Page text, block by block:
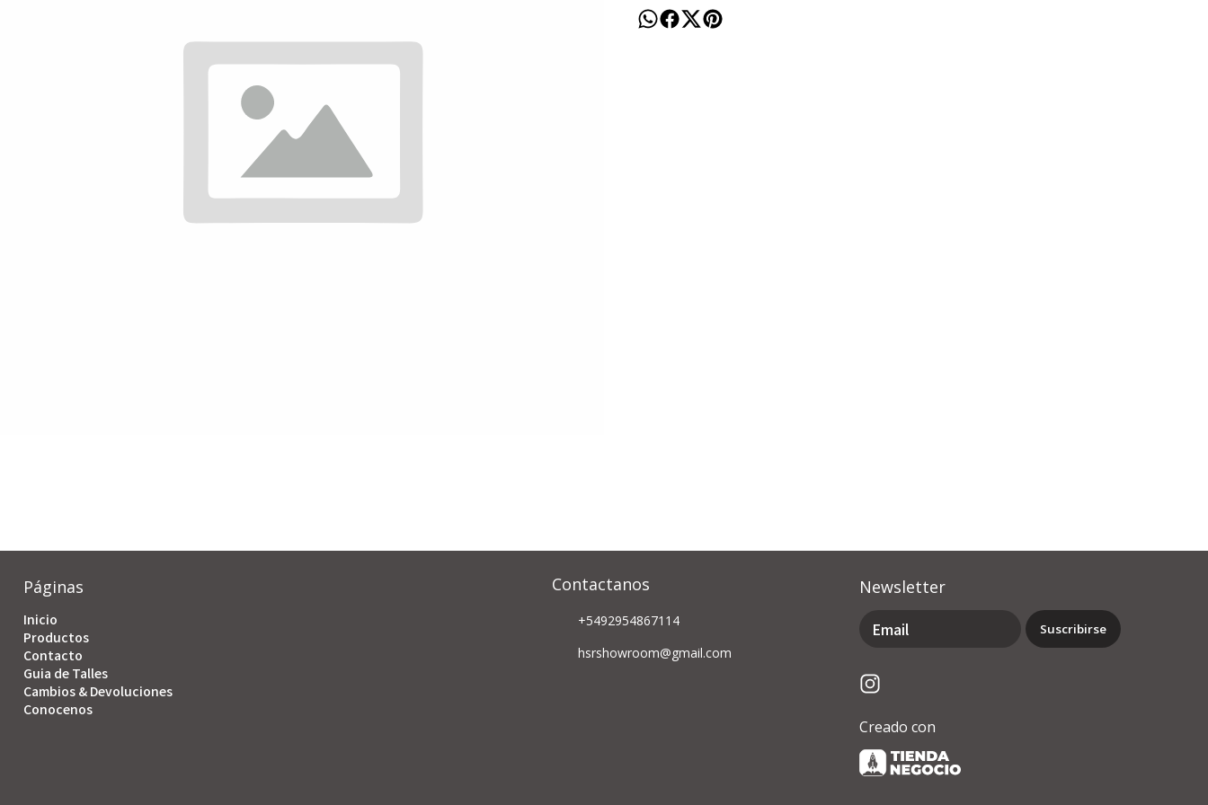
Páginas
Inicio
Productos
Contacto
Guia de Talles
Cambios & Devoluciones
Conocenos
Contactanos
+5492954867114
hsrshowroom@gmail.com
Newsletter
Suscribirse
Creado con